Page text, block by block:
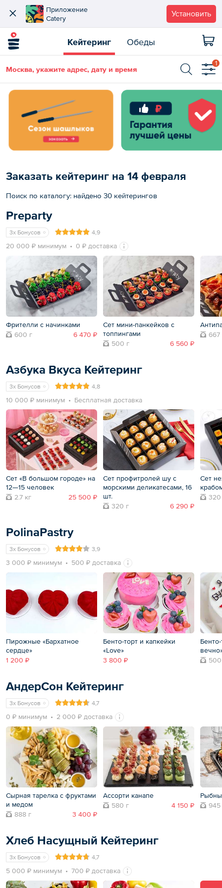
Приложение
Catery
Установить
Кейтеринг Обеды
Москва, укажите адрес, дату и время
1
Заказать кейтеринг на 14 февраля
Поиск по каталогу: найдено 30 кейтерингов
Preparty
3x Бонусов 4,9
20 000 ₽ минимум 0 ₽ доставка
Фрителли с начинками
600 г
6 470 ₽
Сет мини-панкейков с
топпингами
500 г
6 560 ₽
667
Азбука Вкуса Кейтеринг
3x Бонусов 4,8
10 000 ₽ минимум Бесплатная доставка
Сет «В большом городе» на
12—15 человек
2.7 кг
25 500 ₽
Сет профитролей шу с
морскими деликатесами, 16
шт.
320 г
6 290 ₽
Сет
320
PolinaPastry
3x Бонусов 3,9
3 000 ₽ минимум 500 ₽ доставка
Пирожные «Бархатное
сердце»
1 200 ₽
Бенто-торт и капкейки
«Love»
3 800 ₽
500
АндерСон Кейтеринг
3x Бонусов 4,7
0 ₽ минимум 2 000 ₽ доставка
Сырная тарелка с фруктами
и медом
888 г
3 400 ₽
Ассорти канапе
580 г
4 150 ₽
945
Хлеб Насущный Кейтеринг
3x Бонусов 4,7
5 000 ₽ минимум 700 ₽ доставка